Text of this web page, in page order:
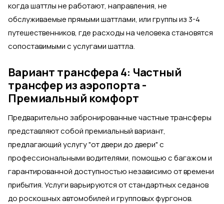
когда шаттлы не работают, направления, не
обслуживаемые прямыми шаттлами, или группы из 3-4
путешественников, где расходы на человека становятся
сопоставимыми с услугами шаттла.
Вариант трансфера 4: Частный
трансфер из аэропорта -
Премиальный комфорт
Предварительно забронированные частные трансферы
представляют собой премиальный вариант,
предлагающий услугу "от двери до двери" с
профессиональными водителями, помощью с багажом и
гарантированной доступностью независимо от времени
прибытия. Услуги варьируются от стандартных седанов
до роскошных автомобилей и групповых фургонов.